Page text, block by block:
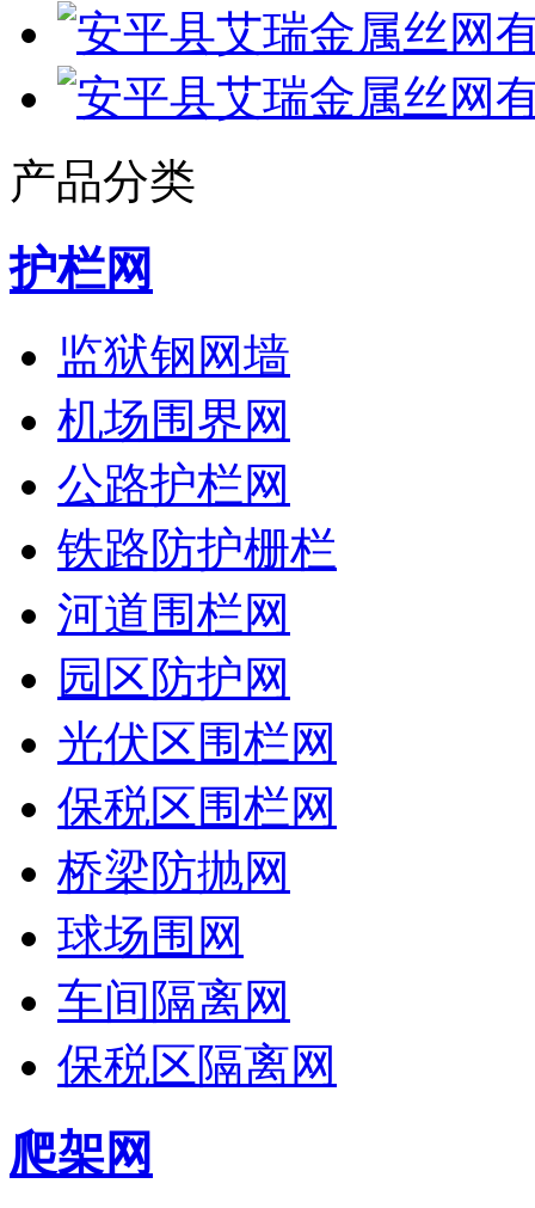
产品分类
护栏网
监狱钢网墙
机场围界网
公路护栏网
铁路防护栅栏
河道围栏网
园区防护网
光伏区围栏网
保税区围栏网
桥梁防抛网
球场围网
车间隔离网
保税区隔离网
爬架网